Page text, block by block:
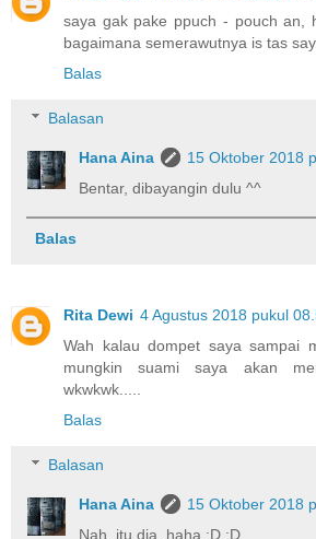
saya gak pake ppuch - pouch an,
bagaimana semerawutnya is tas
Balas
Balasan
Hana Aina
15 Oktober 2018
Bentar, dibayangin dulu ^^
Balas
Rita Dewi 4 Agustus 2018 pukul
Wah kalau dompet saya sampai
mungkin suami saya akan
wkwkwk.....
Balas
Balasan
Hana Aina
15 Oktober 2018
Nah, itu dia, haha :D :D